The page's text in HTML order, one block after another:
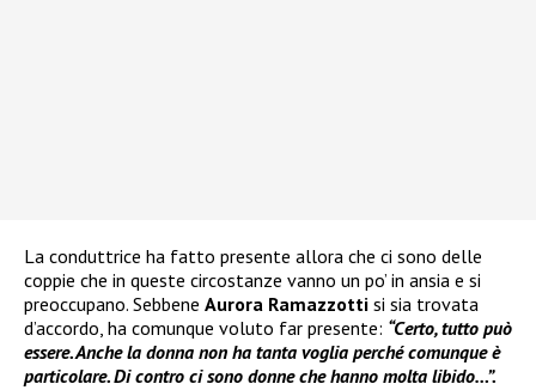
La conduttrice ha fatto presente allora che ci sono delle
coppie che in queste circostanze vanno un po’ in ansia e si
preoccupano. Sebbene Aurora Ramazzotti si sia trovata
d’accordo, ha comunque voluto far presente: “Certo, tutto può
essere. Anche la donna non ha tanta voglia perché comunque è
particolare. Di contro ci sono donne che hanno molta libido…”.